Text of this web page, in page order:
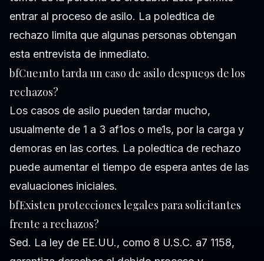
entrar al proceso de asilo. La poledtica de
rechazo limita que algunas personas obtengan
esta entrevista de inmediato.
bfCue1nto tarda un caso de asilo despue9s de los
rechazos?
Los casos de asilo pueden tardar mucho,
usualmente de 1 a 3 af1os o me1s, por la carga y
demoras en las cortes. La poledtica de rechazo
puede aumentar el tiempo de espera antes de las
evaluaciones iniciales.
bfExisten protecciones legales para solicitantes
frente a rechazos?
Sed. La ley de EE.UU., como 8 U.S.C. a7 1158,